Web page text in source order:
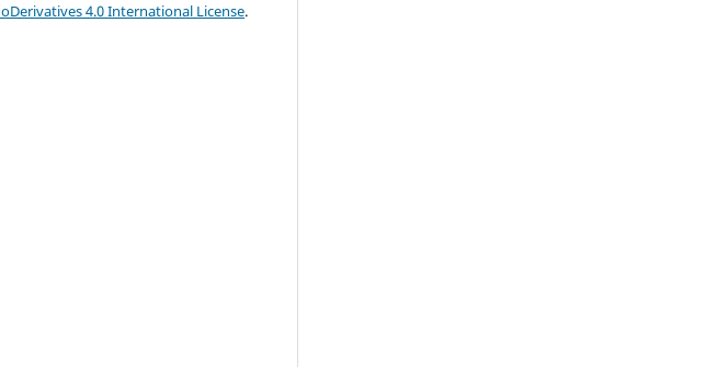
4.0 International License.